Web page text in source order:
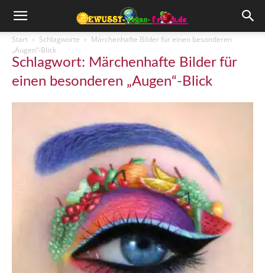
Start Schlagworte
Märchenhafte Bilder für einen besonderen
„Augen“-Blick
Schlagwort: Märchenhafte Bilder für
einen besonderen „Augen“-Blick